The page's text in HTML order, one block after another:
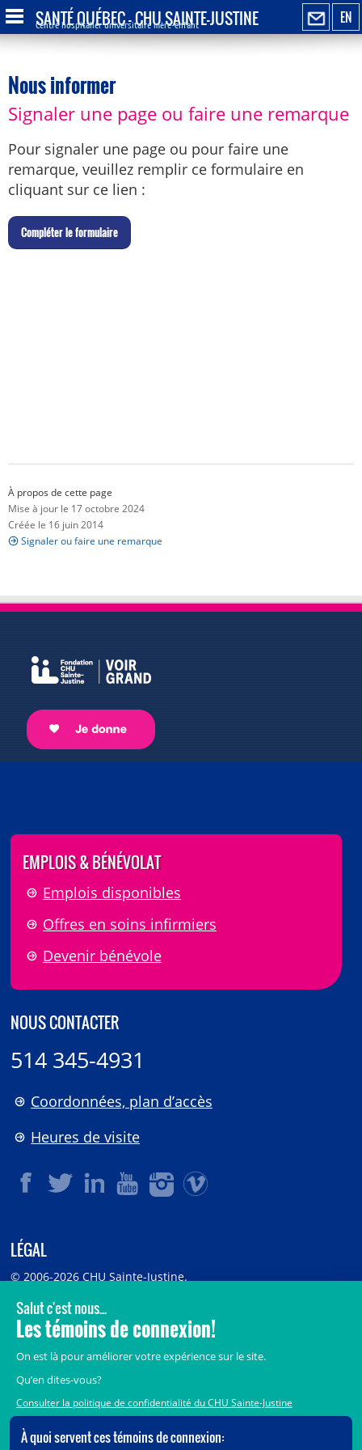
EN
SANTÉ QUÉBEC - CHU SAINTE-JUSTINE
Centre hospitalier universitaire mère-enfant
Nous informer
Signaler une page ou faire une remarque
Pour signaler une page ou pour faire une
remarque, veuillez remplir ce formulaire en
cliquant sur ce lien :
Compléter le formulaire
À propos de cette page
Mise à jour le 17 octobre 2024
Créée le 16 juin 2014
Signaler ou faire une remarque
EMPLOIS & BÉNÉVOLAT
Emplois disponibles
Offres en soins infirmiers
Devenir bénévole
NOUS CONTACTER
514 345-4931
Coordonnées, plan d’accès
Heures de visite
LÉGAL
© 2006-2026 CHU Sainte-Justine.
Avis légaux Confidentialité Sécurité
Crédits
Accès aux documents des organismes publics